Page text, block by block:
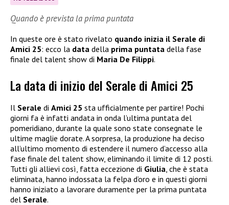
Quando è prevista la prima puntata
In queste ore è stato rivelato quando inizia il Serale di
Amici 25: ecco la data della prima puntata della fase
finale del talent show di Maria De Filippi.
La data di inizio del Serale di Amici 25
Il Serale di Amici 25 sta ufficialmente per partire! Pochi
giorni fa è infatti andata in onda l’ultima puntata del
pomeridiano, durante la quale sono state consegnate le
ultime maglie dorate. A sorpresa, la produzione ha deciso
all’ultimo momento di estendere il numero d’accesso alla
fase finale del talent show, eliminando il limite di 12 posti.
Tutti gli allievi così, fatta eccezione di Giulia , che è stata
eliminata, hanno indossata la felpa d’oro e in questi giorni
hanno iniziato a lavorare duramente per la prima puntata
del Serale.